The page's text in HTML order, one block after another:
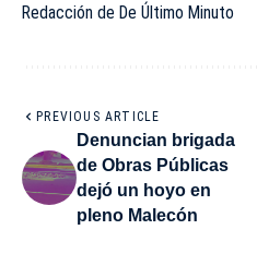
Redacción de De Último Minuto
PREVIOUS ARTICLE
Denuncian brigada
de Obras Públicas
dejó un hoyo en
pleno Malecón